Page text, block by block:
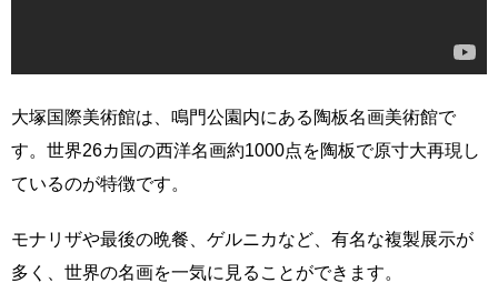
大塚国際美術館は、鳴門公園内にある陶板名画美術館で
す。世界26カ国の西洋名画約1000点を陶板で原寸大再現し
ているのが特徴です。
モナリザや最後の晩餐、ゲルニカなど、有名な複製展示が
多く、世界の名画を一気に見ることができます。